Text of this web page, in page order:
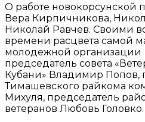
О работе новокорсунской
Вера Кирпичникова,
Николай Равчев. Своими
времени расцвета самой
молодежной
председатель совета
Кубани» Владимир Попов,
Тимашевского райкома
Михуля, председатель
ветеранов Любовь Головко.